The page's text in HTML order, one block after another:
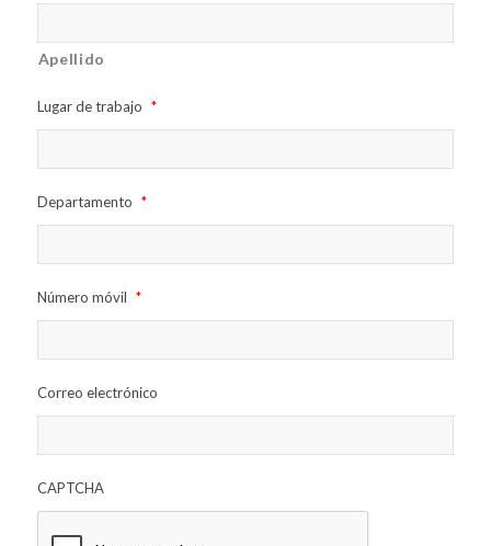
Apellido
Lugar de trabajo *
Departamento *
Número móvil *
Correo electrónico
CAPTCHA